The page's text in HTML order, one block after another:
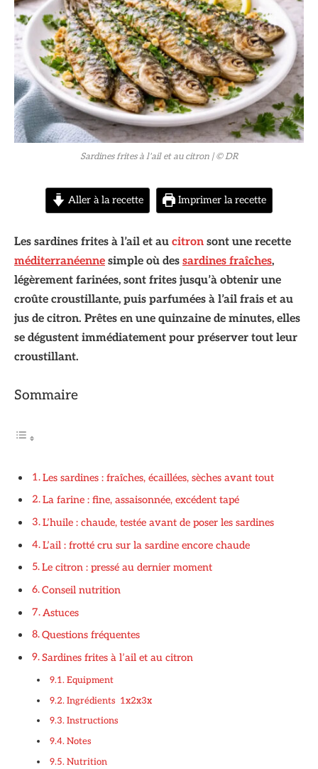
Sardines frites à l'ail et au citron | © DR
Aller à la recette Imprimer la recette
Les sardines frites à l’ail et au citron sont une recette
méditerranéenne simple où des sardines fraîches,
légèrement farinées, sont frites jusqu’à obtenir une
croûte croustillante, puis parfumées à l’ail frais et au
jus de citron. Prêtes en une quinzaine de minutes, elles
se dégustent immédiatement pour préserver tout leur
croustillant.
Sommaire
Les sardines : fraîches, écaillées, sèches avant tout
La farine : fine, assaisonnée, excédent tapé
L’huile : chaude, testée avant de poser les sardines
L’ail : frotté cru sur la sardine encore chaude
Le citron : pressé au dernier moment
Conseil nutrition
Astuces
Questions fréquentes
Sardines frites à l’ail et au citron
Equipment
Ingrédients 1x2x3x
Instructions
Notes
Nutrition